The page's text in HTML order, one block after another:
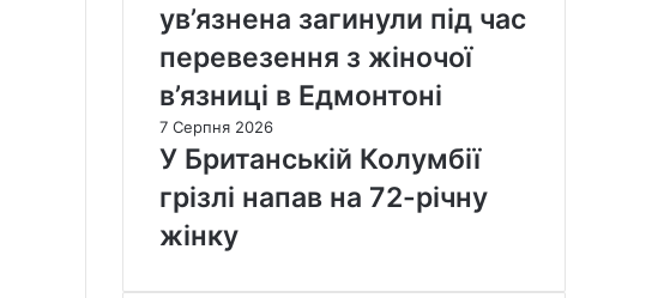
ув’язнена загинули під час
перевезення з жіночої
в’язниці в Едмонтоні
7 Серпня 2026
У Британській Колумбії
грізлі напав на 72-річну
жінку